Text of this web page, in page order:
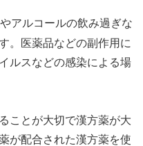
アルコールの飲み過ぎな
。医薬品などの副作用に
ルスなどの感染による場
ことが大切で漢方薬が大
が配合された漢方薬を使